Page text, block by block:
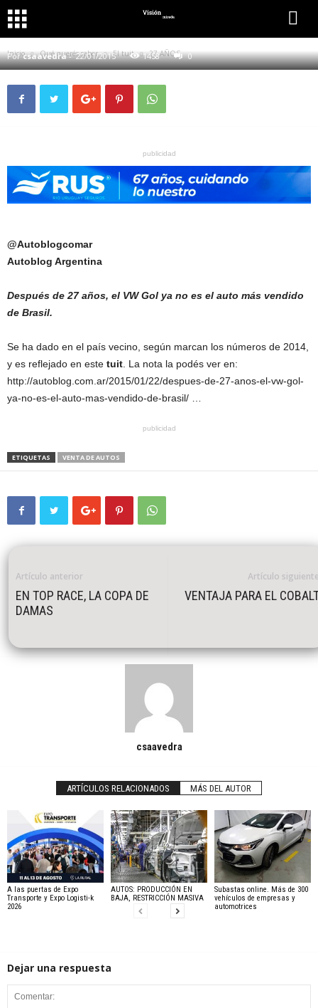
Inicio Qué querés saber El tuit 27 AÑOS
QUÉ QUERÉS SABER USUARIO USUARIO Y EMPRESAS
27 AÑOS
Por csaavedra- 22/01/2015 1458 0
publicidad
@Autoblogcomar
Autoblog Argentina
Después de 27 años, el VW Gol ya no es el auto más vendido
de Brasil.
Se ha dado en el país vecino, según marcan los números de 2014,
y es reflejado en este tuit . La nota la podés ver en:
http://autoblog.com.ar/2015/01/22/despues-de-27-anos-el-vw-gol-
ya-no-es-el-auto-mas-vendido-de-brasil/ …
publicidad
ETIQUETAS VENTA DE AUTOS
Artículo anterior
EN TOP RACE, LA COPA DE
DAMAS
Artículo
VENTAJA PARA EL
csaavedra
ARTÍCULOS RELACIONADOS MÁS DEL AUTOR
A las puertas de Expo
Transporte y Expo Logisti-k
2026
AUTOS: PRODUCCIÓN EN
BAJA, RESTRICCIÓN MASIVA
Subastas online. Más de 300
vehículos de empresas y
automotrices
Dejar una respuesta